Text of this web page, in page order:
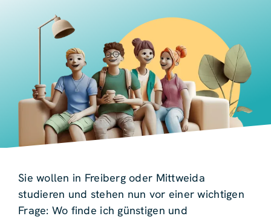
Sie wollen in Freiberg oder Mittweida
studieren und stehen nun vor einer wichtigen
Frage: Wo finde ich günstigen und